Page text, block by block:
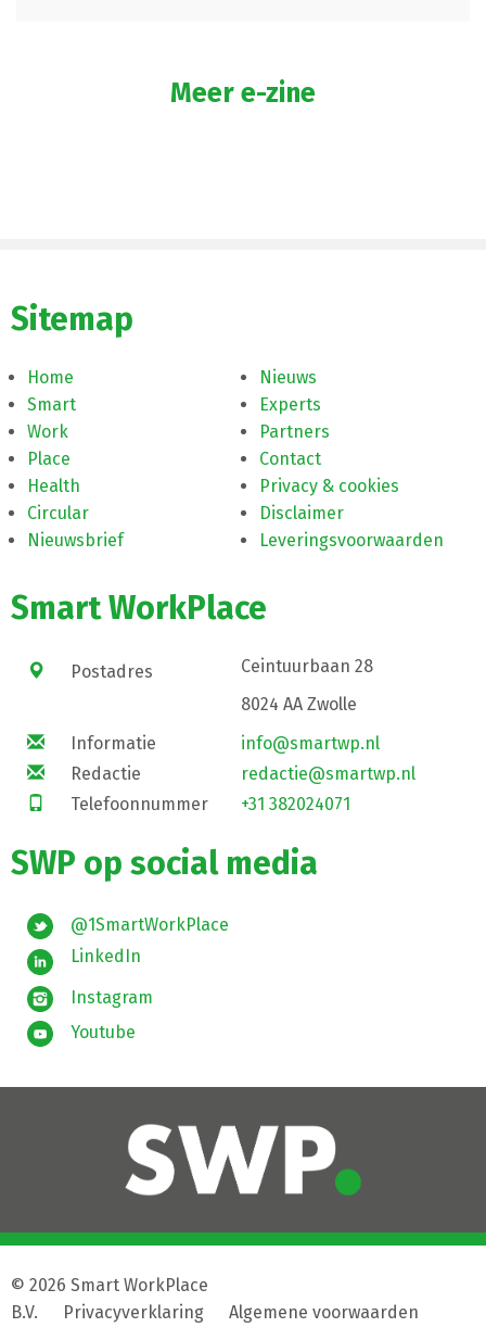
Meer e-zine
Sitemap
Home
Smart
Work
Place
Health
Circular
Nieuwsbrief
Nieuws
Experts
Partners
Contact
Privacy & cookies
Disclaimer
Leveringsvoorwaarden
Smart WorkPlace
Postadres
Ceintuurbaan 28
8024 AA Zwolle
Informatie
info@smartwp.nl
Redactie
redactie@smartwp.nl
Telefoonnummer
+31 382024071
SWP op social media
@1SmartWorkPlace
LinkedIn
Instagram
Youtube
© 2026 Smart WorkPlace
B.V.
Privacyverklaring
Algemene voorwaarden